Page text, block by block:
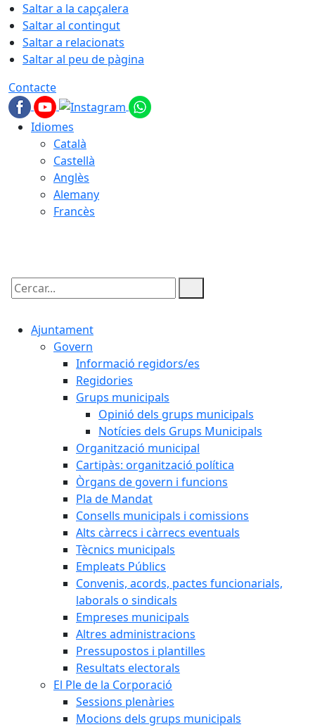
Saltar a la capçalera
Saltar al contingut
Saltar a relacionats
Saltar al peu de pàgina
Contacte
Idiomes
Català
Castellà
Anglès
Alemany
Francès
Cercar:
Ajuntament
Govern
Informació regidors/es
Regidories
Grups municipals
Opinió dels grups municipals
Notícies dels Grups Municipals
Organització municipal
Cartipàs: organització política
Òrgans de govern i funcions
Pla de Mandat
Consells municipals i comissions
Alts càrrecs i càrrecs eventuals
Tècnics municipals
Empleats Públics
Convenis, acords, pactes funcionarials,
laborals o sindicals
Empreses municipals
Altres administracions
Pressupostos i plantilles
Resultats electorals
El Ple de la Corporació
Sessions plenàries
Mocions dels grups municipals